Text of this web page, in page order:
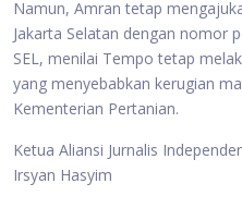
Namun, Amran tetap
Jakarta Selatan dengan nomor
SEL, menilai Tempo tetap
yang menyebabkan kerugian
Kementerian Pertanian.
Ketua Aliansi Jurnalis
Irsyan Hasyim